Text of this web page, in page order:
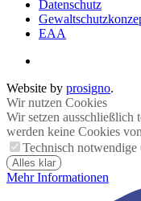
Datenschutz
EAA
Website by prosigno.
Wir nutzen Cookies
Wir setzen ausschließlich
werden keine Cookies
Technisch notwendige
Alles klar
Mehr Informationen